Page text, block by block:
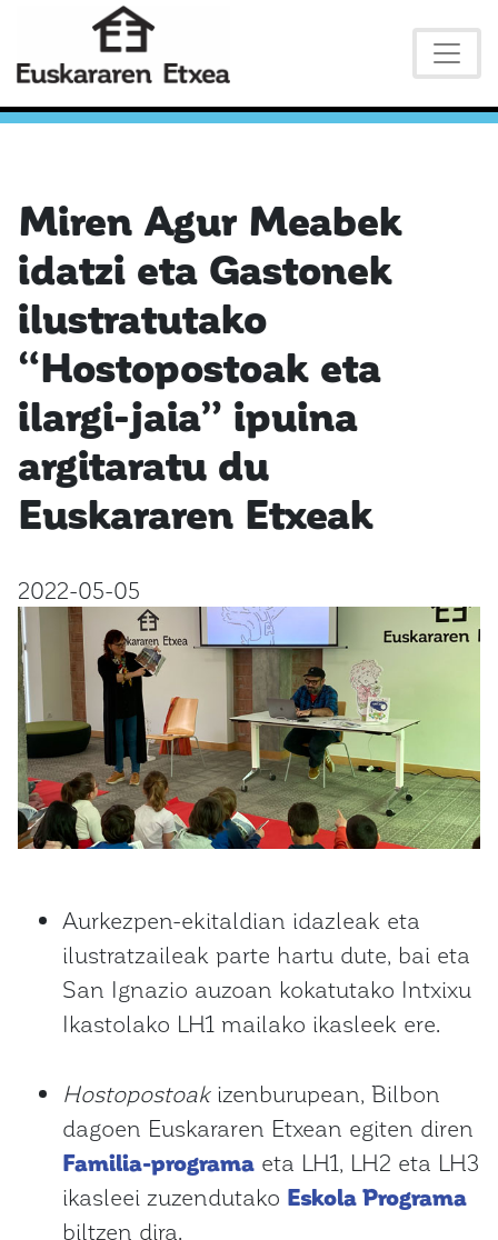
Miren Agur Meabek
idatzi eta Gastonek
ilustratutako
“Hostopostoak eta
ilargi-jaia” ipuina
argitaratu du
Euskararen Etxeak
2022-05-05
Aurkezpen-ekitaldian idazleak eta
ilustratzaileak parte hartu dute, bai eta
San Ignazio auzoan kokatutako Intxixu
Ikastolako LH1 mailako ikasleek ere.
Hostopostoakizenburupean, Bilbon
dagoen Euskararen Etxean egiten diren
Familia-programa eta LH1, LH2 eta LH3
ikasleei zuzendutako Eskola Programa
biltzen dira.